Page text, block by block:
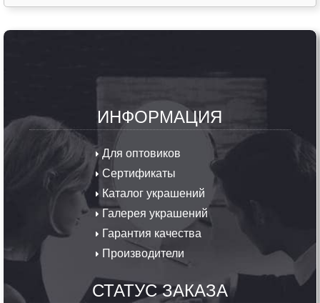
ИНФОРМАЦИЯ
Для оптовиков
Сертификаты
Каталог украшений
Галерея украшений
Гарантия качества
Производители
СТАТУС ЗАКАЗА